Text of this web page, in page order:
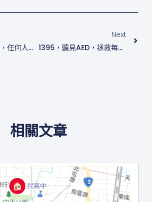
只要記住這四步，任何人都能在緊急時刻出手：
Next
1395，聽見AED，拯救每顆心
相關文章